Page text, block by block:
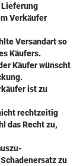
Lieferung
Verkäufer
Versandart so
Käufers.
Käufer wünscht
ist zu
rechtzeitig
das Recht zu,
zu